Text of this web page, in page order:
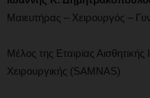
Μαιευτήρας – Χειρουργός –
Μέλος της Εταιρίας Αισθητικής
Χειρουργικής (SAMNAS)